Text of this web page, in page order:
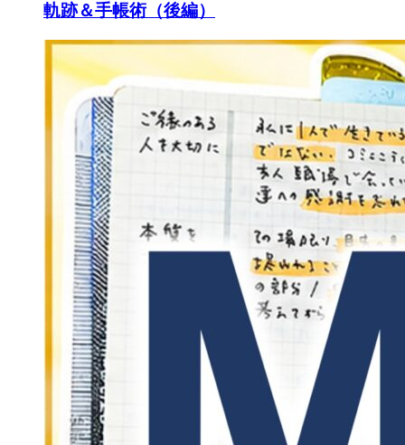
軌跡＆手帳術（後編）